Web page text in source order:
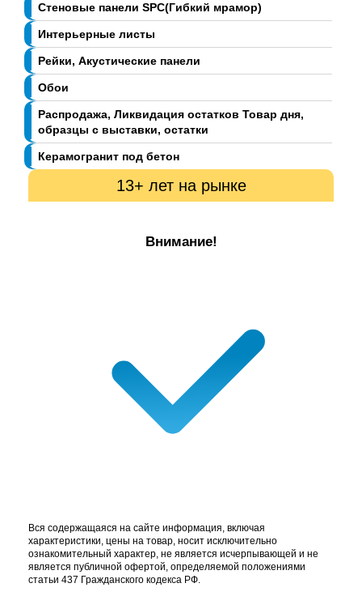
Стеновые панели SPC(Гибкий мрамор)
Интерьерные листы
Рейки, Акустические панели
Обои
Распродажа, Ликвидация остатков Товар дня,
образцы с выставки, остатки
Керамогранит под бетон
13+ лет на рынке
Внимание!
Вся содержащаяся на сайте информация, включая
характеристики, цены на товар, носит исключительно
ознакомительный характер, не является исчерпывающей и не
является публичной офертой, определяемой положениями
статьи 437 Гражданского кодекса РФ.